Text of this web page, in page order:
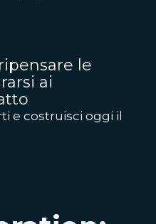
le
ai
e costruisci oggi il